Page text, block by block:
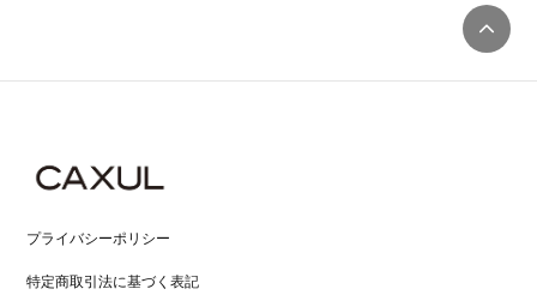
プライバシーポリシー
特定商取引法に基づく表記